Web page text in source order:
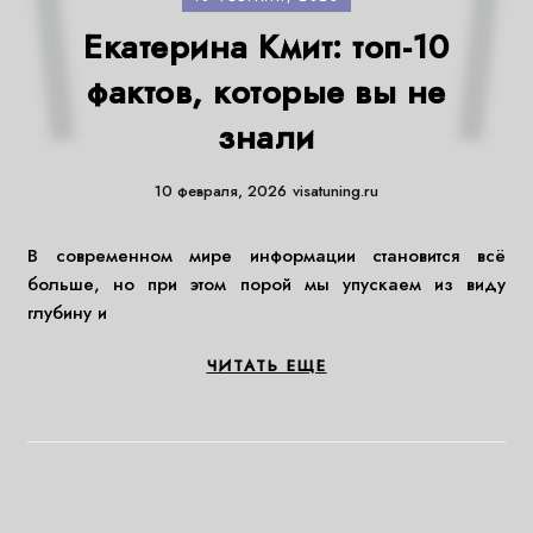
Екатерина Кмит: топ-10
фактов, которые вы не
знали
10 февраля, 2026 visatuning.ru
В современном мире информации становится всё
больше, но при этом порой мы упускаем из виду
глубину и
ЧИТАТЬ ЕЩЕ